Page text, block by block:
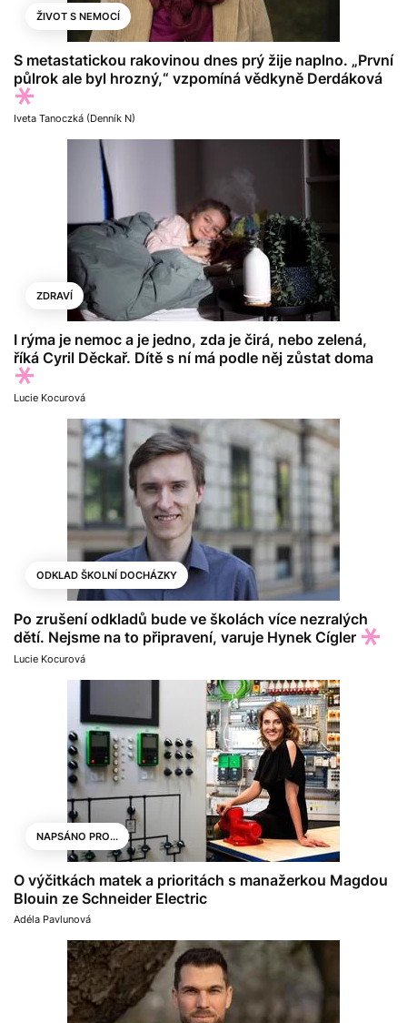
ŽIVOT S NEMOCÍ
S metastatickou rakovinou dnes prý žije naplno. „První
půlrok ale byl hrozný,“ vzpomíná vědkyně Derdáková
Iveta Tanoczká (Denník N)
ZDRAVÍ
I rýma je nemoc a je jedno, zda je čirá, nebo zelená,
říká Cyril Děckař. Dítě s ní má podle něj zůstat doma
Lucie Kocurová
ODKLAD ŠKOLNÍ DOCHÁZKY
Po zrušení odkladů bude ve školách více nezralých
dětí. Nejsme na to připravení, varuje Hynek Cígler
Lucie Kocurová
NAPSÁNO PRO...
O výčitkách matek a prioritách s manažerkou Magdou
Blouin ze Schneider Electric
Adéla Pavlunová